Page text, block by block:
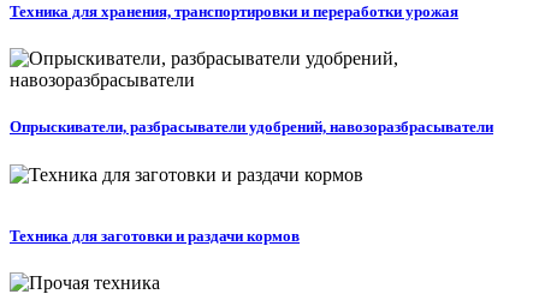
Техника для хранения, транспортировки и переработки урожая
Опрыскиватели, разбрасыватели удобрений, навозоразбрасыватели
Техника для заготовки и раздачи кормов